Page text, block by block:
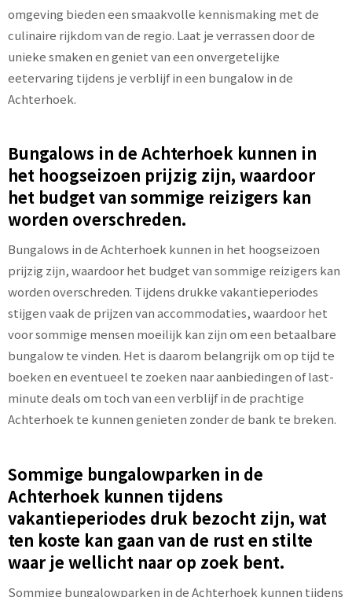
omgeving bieden een smaakvolle kennismaking met de
culinaire rijkdom van de regio. Laat je verrassen door de
unieke smaken en geniet van een onvergetelijke
eetervaring tijdens je verblijf in een bungalow in de
Achterhoek.
Bungalows in de Achterhoek kunnen in
het hoogseizoen prijzig zijn, waardoor
het budget van sommige reizigers kan
worden overschreden.
Bungalows in de Achterhoek kunnen in het hoogseizoen
prijzig zijn, waardoor het budget van sommige reizigers kan
worden overschreden. Tijdens drukke vakantieperiodes
stijgen vaak de prijzen van accommodaties, waardoor het
voor sommige mensen moeilijk kan zijn om een betaalbare
bungalow te vinden. Het is daarom belangrijk om op tijd te
boeken en eventueel te zoeken naar aanbiedingen of last-
minute deals om toch van een verblijf in de prachtige
Achterhoek te kunnen genieten zonder de bank te breken.
Sommige bungalowparken in de
Achterhoek kunnen tijdens
vakantieperiodes druk bezocht zijn, wat
ten koste kan gaan van de rust en stilte
waar je wellicht naar op zoek bent.
Sommige bungalowparken in de Achterhoek kunnen tijdens